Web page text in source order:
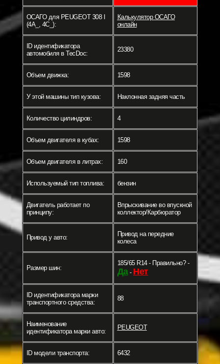
ОСАГО для PEUGEOT 308 I
(4A_, 4C_):
Калькулятор ОСАГО
онлайн
ID идентификатора
автомобиля в TecDoc:
23380
Объем движка: 1598
У этой машины тип кузова: Наклонная задняя часть
Количество цилиндров: 4
Объем двигателя в кубах: 1598
Объем двигателя в литрах: 160
Используемый тип топлива: бензин
Двигатель работает по
принципу:
Впрыскивание во впускной
коллектор/Карбюратор
Привод у авто:
Привод на передние
колеса
Размер шин:
185/65 R14 - Правильно? -
Да- Нет
ID идентификатора марки
транспортного средства:
88
Наименование
идентификатора марки авто:
PEUGEOT
ID модели транспорта: 6432